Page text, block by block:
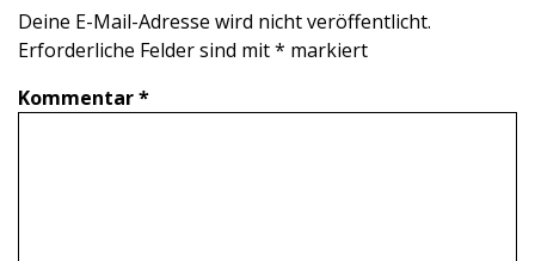
Deine E-Mail-Adresse wird nicht veröffentlicht.
Erforderliche Felder sind mit* markiert
Kommentar*